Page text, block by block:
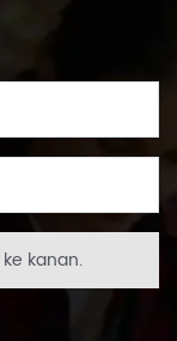
kanan.